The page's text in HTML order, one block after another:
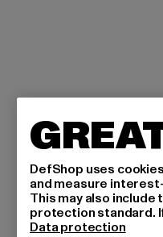
DefShop uses
and measure
This may also
protection standard.
Data protection